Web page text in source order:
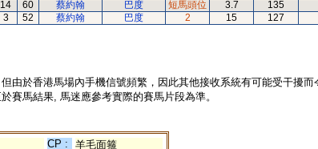
14 60 蔡約翰 巴度 短馬頭位 3.7 135
3 52 蔡約翰 巴度 2 15 127
由於香港馬場內手機信號頻繁，因此其他接收系統有可能受干擾
賽馬結果, 馬迷應參考實際的賽馬片段為準。
CP :
羊毛面箍